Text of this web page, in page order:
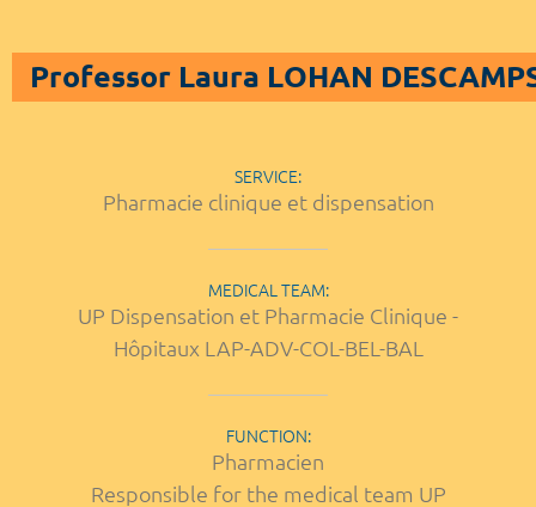
Professor Laura LOHAN
SERVICE:
Pharmacie clinique et dispensation
MEDICAL TEAM:
UP Dispensation et Pharmacie Clinique -
Hôpitaux LAP-ADV-COL-BEL-BAL
FUNCTION:
Pharmacien
Responsible for the medical team UP